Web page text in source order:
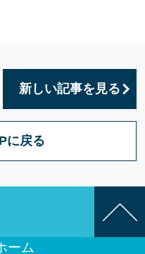
新しい記事を見る
に戻る
ーム